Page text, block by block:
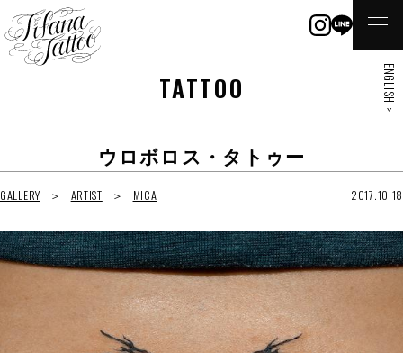
TATTOO
ウロボロス・タトゥー
GALLERY ARTIST MICA 2017.10.18
ENGLISH >